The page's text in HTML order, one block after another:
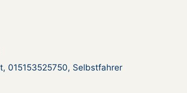
015153525750, Selbstfahrer